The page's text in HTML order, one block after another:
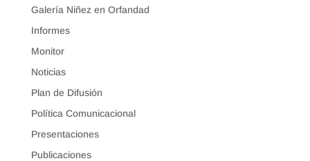
Galería Niñez en Orfandad
Informes
Monitor
Noticias
Plan de Difusión
Política Comunicacional
Presentaciones
Publicaciones